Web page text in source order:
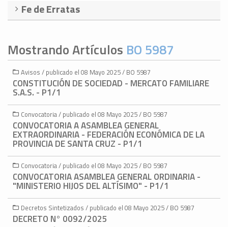
Fe de Erratas
Mostrando Artículos BO 5987
Avisos / publicado el 08 Mayo 2025 / BO 5987
CONSTITUCIÓN DE SOCIEDAD - MERCATO FAMILIARE
S.A.S. - P1/1
Convocatoria / publicado el 08 Mayo 2025 / BO 5987
CONVOCATORIA A ASAMBLEA GENERAL
EXTRAORDINARIA - FEDERACIÓN ECONÓMICA DE LA
PROVINCIA DE SANTA CRUZ - P1/1
Convocatoria / publicado el 08 Mayo 2025 / BO 5987
CONVOCATORIA ASAMBLEA GENERAL ORDINARIA -
"MINISTERIO HIJOS DEL ALTÍSIMO" - P1/1
Decretos Sintetizados / publicado el 08 Mayo 2025 / BO 5987
DECRETO N° 0092/2025